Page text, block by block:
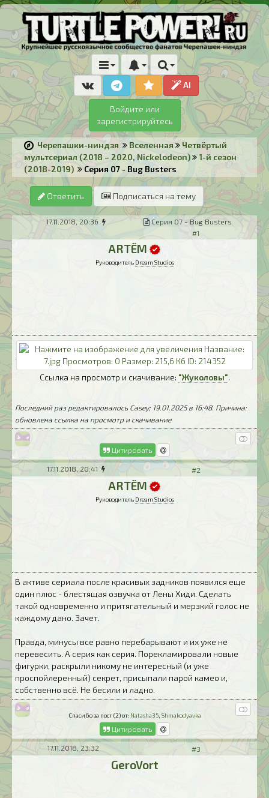
AI
Войдите или
зарегистрируйтесь
Черепашки-ниндзя Вселенная
Четвёртый
мультсериал (2018 – 2020, Nickelodeon)
1-й сезон
(2018-2019)
Серия 07 - Bug Busters
Ответить Подписаться на тему
17.11.2018, 20:36
Серия 07 - Bug Busters
#1
ARTЁM
Руководитель Dream Studios
Ссылка на просмотр и скачивание: "Жуколовы".
Последний раз редактировалось Casey; 19.01.2025 в 16:48. Причина:
обновлена ссылка на просмотр и скачивание
Цитировать
17.11.2018, 20:41 #2
ARTЁM
Руководитель Dream Studios
В активе сериала после красивых задников появился еще
один плюс - блестящая озвучка от Лены Хиди. Сделать
такой одновременно и притягательный и мерзкий голос не
каждому дано. Зачет.
Правда, минусы все равно перебарывают и их уже не
перевесить. А серия как серия. Порекламировали новые
фигурки, раскрыли никому не интересный (и уже
проспойлеренный) секрет, присыпали парой камео и,
собственно всё. Не бесили и ладно.
Спасибо за пост (2) от: Natasha35, Shmakodyavka
Цитировать
17.11.2018, 23:32 #3
GeroVort